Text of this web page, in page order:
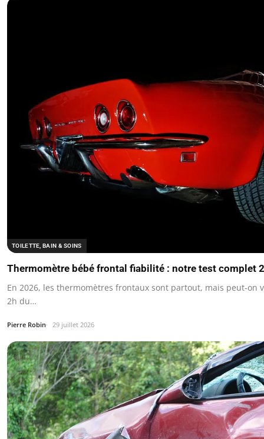
TOILETTE, BAIN & SOINS
Thermomètre bébé frontal fiabilité : notre test complet
En 2026, les thermomètres frontaux sont partout, mais peut-on
2h du…
Pierre Robin 29 juillet 2026